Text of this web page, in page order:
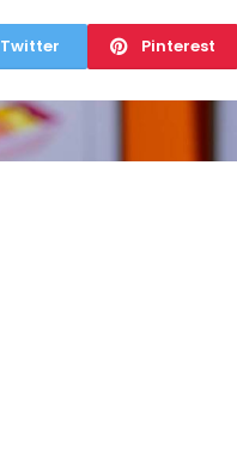
Twitter Pinterest